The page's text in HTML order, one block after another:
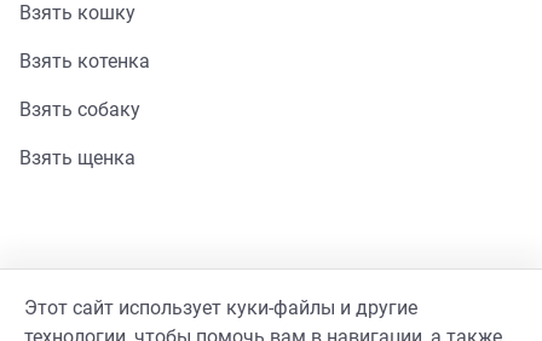
Взять кошку
Взять котенка
Взять собаку
Взять щенка
Этот сайт использует куки-файлы и другие